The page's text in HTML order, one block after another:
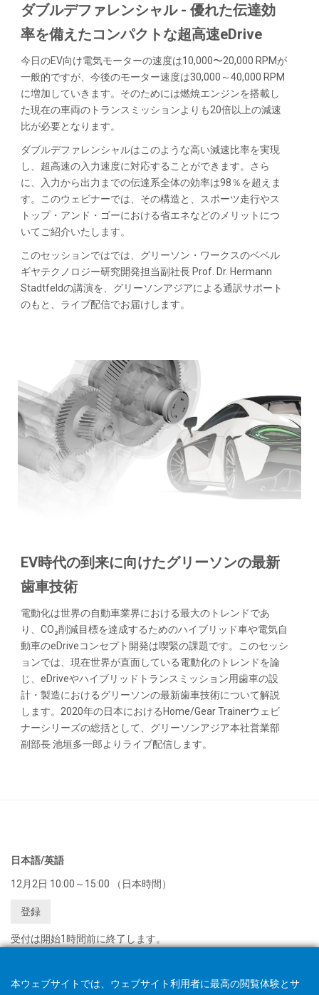
ダブルデファレンシャル - 優れた伝達効
率を備えたコンパクトな超高速eDrive
今日のEV向け電気モーターの速度は10,000〜20,000 RPMが
一般的ですが、今後のモーター速度は30,000～40,000 RPM
に増加していきます。そのためには燃焼エンジンを搭載し
た現在の車両のトランスミッションよりも20倍以上の減速
比が必要となります。
ダブルデファレンシャルはこのような高い減速比率を実現
し、超高速の入力速度に対応することができます。さら
に、入力から出力までの伝達系全体の効率は98％を超えま
す。このウェビナーでは、その構造と、スポーツ走行やス
トップ・アンド・ゴーにおける省エネなどのメリットにつ
いてご紹介いたします。
このセッションではでは、グリーソン・ワークスのベベル
ギヤテクノロジー研究開発担当副社長 Prof. Dr. Hermann
Stadtfeldの講演を、グリーソンアジアによる通訳サポート
のもと、ライブ配信でお届けします。
EV時代の到来に向けたグリーソンの最新
歯車技術
電動化は世界の自動車業界における最大のトレンドであ
り、CO₂削減目標を達成するためのハイブリッド車や電気自
動車のeDriveコンセプト開発は喫緊の課題です。このセッシ
ョンでは、現在世界が直面している電動化のトレンドを論
じ、eDriveやハイブリッドトランスミッション用歯車の設
計・製造におけるグリーソンの最新歯車技術について解説
します。2020年の日本におけるHome/Gear Trainerウェビ
ナーシリーズの総括として、グリーソンアジア本社営業部
副部長 池垣多一郎よりライブ配信します。
日本語/英語
12月2日 10:00～15:00 （日本時間）
登録
受付は開始1時間前に終了します。
本ウェブサイトでは、ウェブサイト利用者に最高の閲覧体験とサ